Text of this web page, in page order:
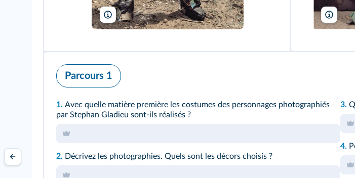
© Blossom ©
Parcours 1
1. Avec quelle matière première les costumes des personnages photographiés
par Stephan Gladieu sont-ils réalisés ?
2. Décrivez les photographies. Quels sont les décors choisis ?
3.
4.